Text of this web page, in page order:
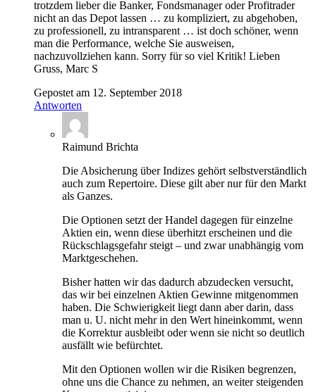
trotzdem lieber die Banker, Fondsmanager oder Profitrader
nicht an das Depot lassen … zu kompliziert, zu abgehoben,
zu professionell, zu intransparent … ist doch schöner, wenn
man die Performance, welche Sie ausweisen,
nachzuvollziehen kann. Sorry für so viel Kritik! Lieben
Gruss, Marc S
Gepostet am 12. September 2018
Antworten
Raimund Brichta
Die Absicherung über Indizes gehört selbstverständlich
auch zum Repertoire. Diese gilt aber nur für den Markt
als Ganzes.
Die Optionen setzt der Handel dagegen für einzelne
Aktien ein, wenn diese überhitzt erscheinen und die
Rückschlagsgefahr steigt – und zwar unabhängig vom
Marktgeschehen.
Bisher hatten wir das dadurch abzudecken versucht,
das wir bei einzelnen Aktien Gewinne mitgenommen
haben. Die Schwierigkeit liegt dann aber darin, dass
man u. U. nicht mehr in den Wert hineinkommt, wenn
die Korrektur ausbleibt oder wenn sie nicht so deutlich
ausfällt wie befürchtet.
Mit den Optionen wollen wir die Risiken begrenzen,
ohne uns die Chance zu nehmen, an weiter steigenden